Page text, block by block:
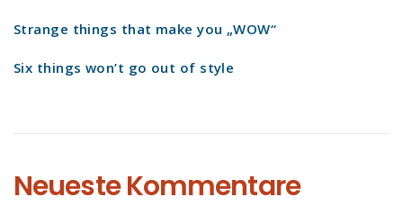
Strange things that make you „WOW“
Six things won’t go out of style
Neueste Kommentare